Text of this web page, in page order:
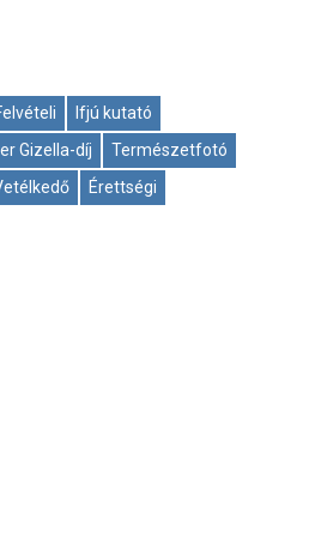
Ifjú kutató
Gizella-díj
Természetfotó
Érettségi